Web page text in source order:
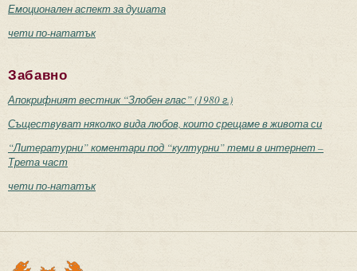
Емоционален аспект за душата
чети по-нататък
Забавно
Апокрифният вестник “Злобен глас” (1980 г.)
Съществуват няколко вида любов, които срещаме в живота си
“Литературни” коментари под “културни” теми в интернет –
Трета част
чети по-нататък